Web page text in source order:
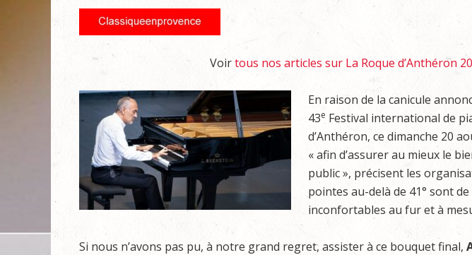
Voirtous nos articles sur La Roque d’Anthéron
En raison de la canicule
43e Festival international de
d’Anthéron, ce dimanche 20
« afin d’assurer au mieux le
public », précisent les
pointes au-delà de 41° sont
inconfortables au fur et à
Si nous n’avons pas pu, à notre grand regret, assister à ce bouquet final,